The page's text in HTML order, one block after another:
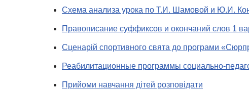
Схема анализа урока по Т.И. Шамовой и Ю.И.
Правописание суффиксов и окончаний слов 1
Сценарій спортивного свята до програми
Реабилитационные программы социально-
Прийоми навчання дітей розповідати